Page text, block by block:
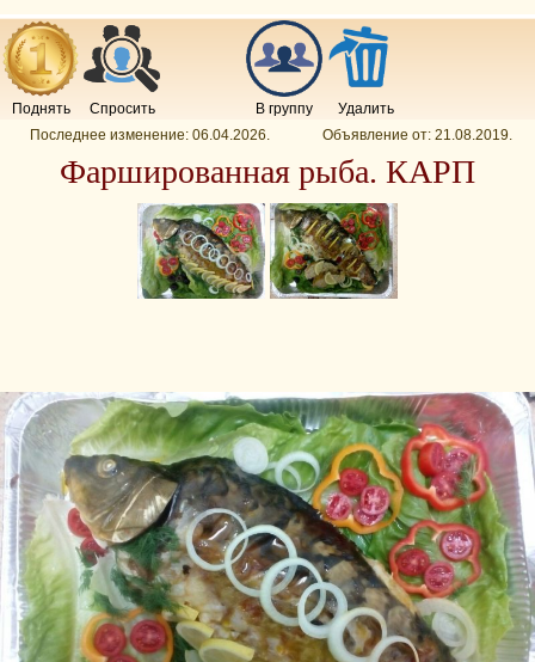
Поднять Спросить В группу
Удалить
Последнее изменение: 06.04.2026. Объявление от: 21.08.2019.
Фаршированная рыба. КАРП